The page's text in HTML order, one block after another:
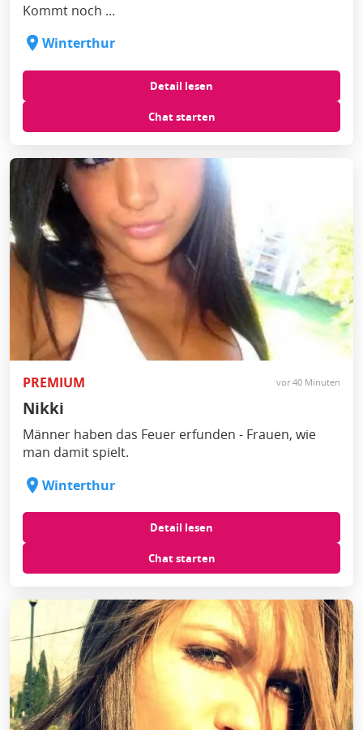
Kommt noch ...
Winterthur
Detail lesen
Chat starten
PREMIUM vor 40 Minuten
Nikki
Männer haben das Feuer erfunden - Frauen, wie
man damit spielt.
Winterthur
Detail lesen
Chat starten